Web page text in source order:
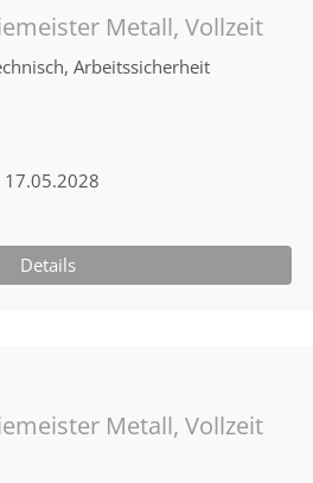
Metall, Vollzeit
Arbeitssicherheit
Details
Metall, Vollzeit